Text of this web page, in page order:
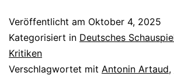
Veröffentlicht am Oktober 4, 2025
Kategorisiert in Deutsches
Kritiken
Verschlagwortet mit Antonin Artaud,